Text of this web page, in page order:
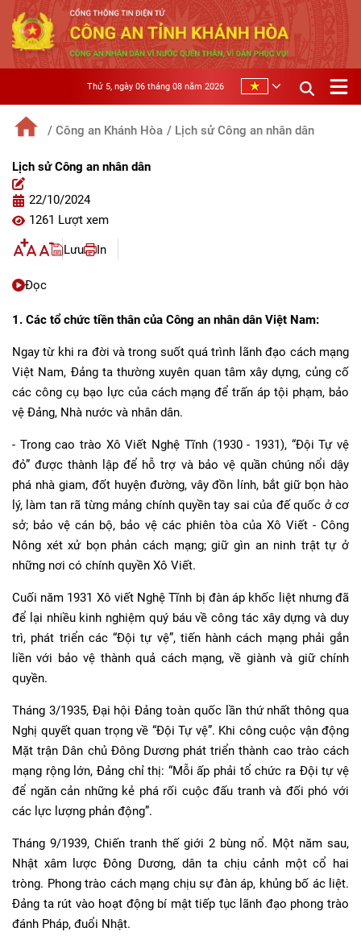
Thứ 5, ngày 06 tháng 08 năm 2026
/ Công an Khánh Hòa / Lịch sử Công an nhân dân
Lịch sử Công an nhân dân
22/10/2024
1261 Lượt xem
Lưu In
Đọc
1. Các tổ chức tiền thân của Công an nhân dân Việt Nam:
Ngay từ khi ra đời và trong suốt quá trình lãnh đạo cách mạng
Việt Nam, Đảng ta thường xuyên quan tâm xây dựng, củng cố
các công cụ bạo lực của cách mạng để trấn áp tội phạm, bảo
vệ Đảng, Nhà nước và nhân dân.
- Trong cao trào Xô Viết Nghệ Tĩnh (1930 - 1931), “Đội Tự vệ
đỏ” được thành lập để hỗ trợ và bảo vệ quần chúng nổi dậy
phá nhà giam, đốt huyện đường, vây đồn lính, bắt giữ bọn hào
lý, làm tan rã từng mảng chính quyền tay sai của đế quốc ở cơ
sở; bảo vệ cán bộ, bảo vệ các phiên tòa của Xô Viết - Công
Nông xét xử bọn phản cách mạng; giữ gìn an ninh trật tự ở
những nơi có chính quyền Xô Viết.
Cuối năm 1931 Xô viết Nghệ Tĩnh bị đàn áp khốc liệt nhưng đã
để lại nhiều kinh nghiệm quý báu về công tác xây dựng và duy
trì, phát triển các “Đội tự vệ”, tiến hành cách mạng phải gắn
liền với bảo vệ thành quả cách mạng, về giành và giữ chính
quyền.
Tháng 3/1935, Đại hội Đảng toàn quốc lần thứ nhất thông qua
Nghị quyết quan trọng về “Đội Tự vệ”. Khi công cuộc vận động
Mặt trận Dân chủ Đông Dương phát triển thành cao trào cách
mạng rộng lớn, Đảng chỉ thị: “Mỗi ấp phải tổ chức ra Đội tự vệ
để ngăn cản những kẻ phá rối cuộc đấu tranh và đối phó với
các lực lượng phản động”.
Tháng 9/1939, Chiến tranh thế giới 2 bùng nổ. Một năm sau,
Nhật xâm lược Đông Dương, dân ta chịu cảnh một cổ hai
tròng. Phong trào cách mạng chịu sự đàn áp, khủng bố ác liệt.
Đảng ta rút vào hoạt động bí mật tiếp tục lãnh đạo phong trào
đánh Pháp, đuổi Nhật.